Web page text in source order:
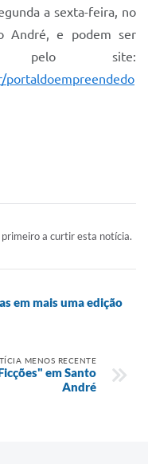
a sexta-feira, no
André, e podem ser
pelo site:
portaldoempreendedo
primeiro a curtir esta notícia.
em mais uma edição
MENOS RECENTE
em Santo
André